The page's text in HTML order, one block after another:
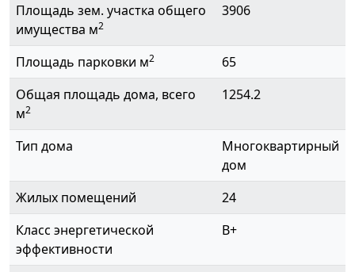
Площадь зем. участка общего
имущества м2
3906
Площадь парковки м2
65
Общая площадь дома, всего
м2
1254.2
Тип дома
Многоквартирный
дом
Жилых помещений
24
Класс энергетической
эффективности
B+